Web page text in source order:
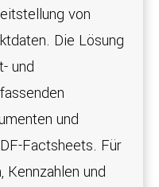
von
Die Lösung
und
und
Factsheets. Für
Kennzahlen und